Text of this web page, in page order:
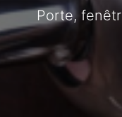
Porte,